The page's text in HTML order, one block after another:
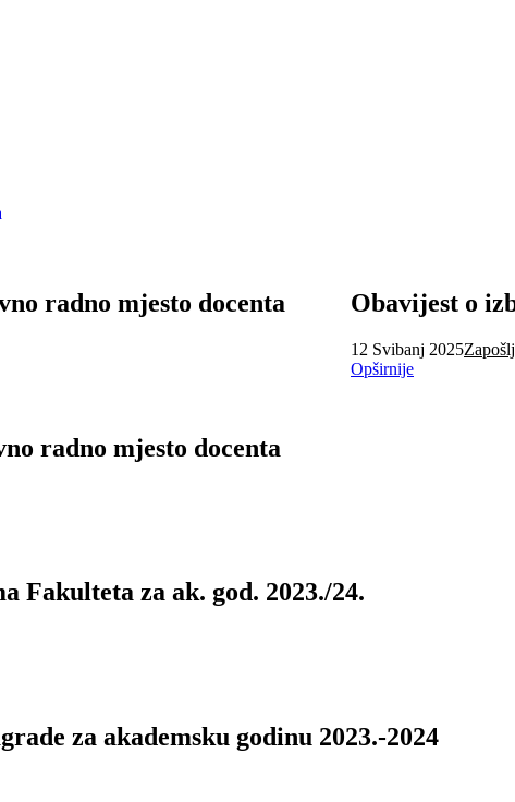
radno mjesto docenta Obavijest o
12 Svibanj 2025
Opširnije
radno mjesto docenta
Fakulteta za ak. god. 2023./24.
za akademsku godinu 2023.-2024